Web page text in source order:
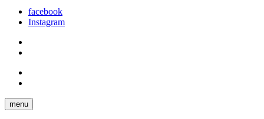
facebook
Instagram
menu